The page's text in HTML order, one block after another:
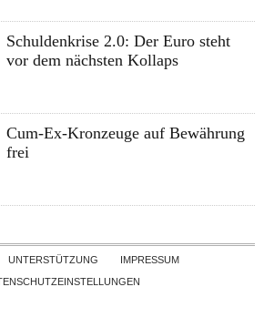
Schuldenkrise 2.0: Der Euro steht
vor dem nächsten Kollaps
Cum-Ex-Kronzeuge auf Bewährung
frei
Skip to content
UNTERSTÜTZUNG
IMPRESSUM